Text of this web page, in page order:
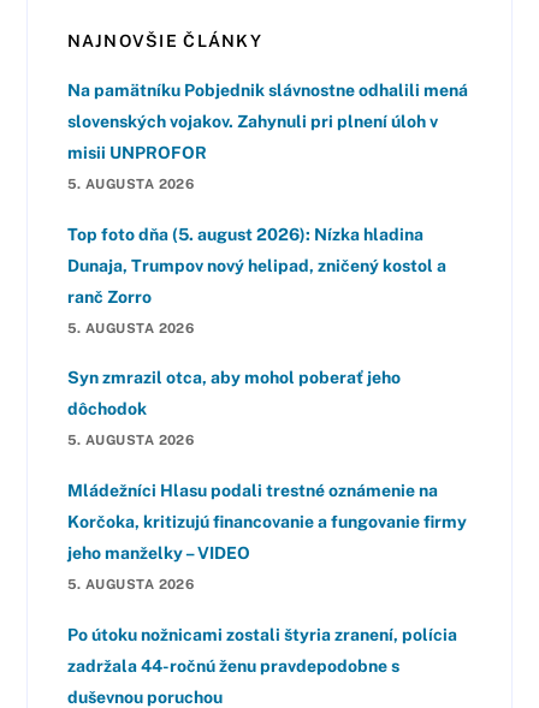
NAJNOVŠIE ČLÁNKY
Na pamätníku Pobjednik slávnostne odhalili mená
slovenských vojakov. Zahynuli pri plnení úloh v
misii UNPROFOR
5. AUGUSTA 2026
Top foto dňa (5. august 2026): Nízka hladina
Dunaja, Trumpov nový helipad, zničený kostol a
ranč Zorro
5. AUGUSTA 2026
Syn zmrazil otca, aby mohol poberať jeho
dôchodok
5. AUGUSTA 2026
Mládežníci Hlasu podali trestné oznámenie na
Korčoka, kritizujú financovanie a fungovanie firmy
jeho manželky – VIDEO
5. AUGUSTA 2026
Po útoku nožnicami zostali štyria zranení, polícia
zadržala 44-ročnú ženu pravdepodobne s
duševnou poruchou